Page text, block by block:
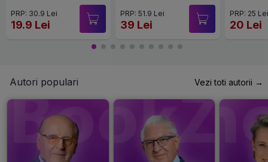
PRP: 30.9 Lei
19.9 Lei
PRP: 51.9 Lei
39 Lei
PRP: 25
20 Lei
Autori populari Vezi toti autorii →